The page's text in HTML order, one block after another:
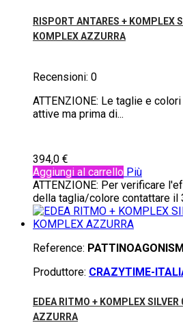
RISPORT ANTARES + KOMPLEX
KOMPLEX AZZURRA
Recensioni: 0
ATTENZIONE: Le taglie e
attive ma prima di...
394,0 €
Aggiungi al carrello Più
ATTENZIONE: Per verificare
della taglia/colore contattare il
Reference:
Produttore: CRAZYTIME-
EDEA RITMO + KOMPLEX
AZZURRA